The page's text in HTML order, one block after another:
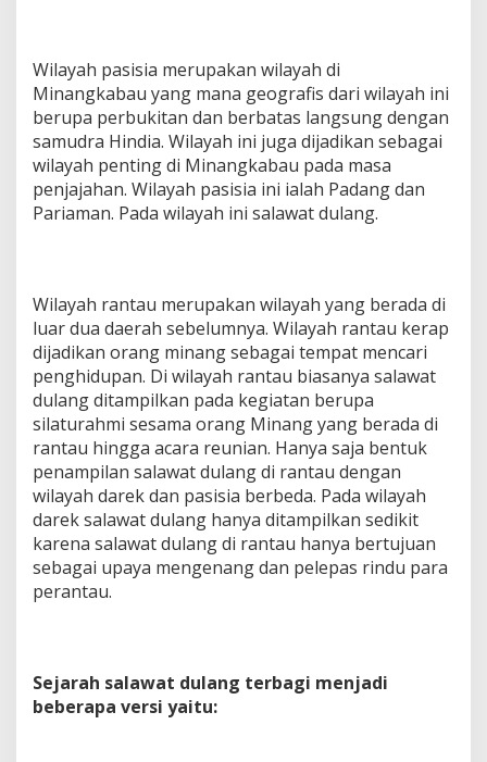
Wilayah pasisia merupakan wilayah di
Minangkabau yang mana geografis dari wilayah ini
berupa perbukitan dan berbatas langsung dengan
samudra Hindia. Wilayah ini juga dijadikan sebagai
wilayah penting di Minangkabau pada masa
penjajahan. Wilayah pasisia ini ialah Padang dan
Pariaman. Pada wilayah ini salawat dulang.
Wilayah rantau merupakan wilayah yang berada di
luar dua daerah sebelumnya. Wilayah rantau kerap
dijadikan orang minang sebagai tempat mencari
penghidupan. Di wilayah rantau biasanya salawat
dulang ditampilkan pada kegiatan berupa
silaturahmi sesama orang Minang yang berada di
rantau hingga acara reunian. Hanya saja bentuk
penampilan salawat dulang di rantau dengan
wilayah darek dan pasisia berbeda. Pada wilayah
darek salawat dulang hanya ditampilkan sedikit
karena salawat dulang di rantau hanya bertujuan
sebagai upaya mengenang dan pelepas rindu para
perantau.
Sejarah salawat dulang terbagi menjadi
beberapa versi yaitu: